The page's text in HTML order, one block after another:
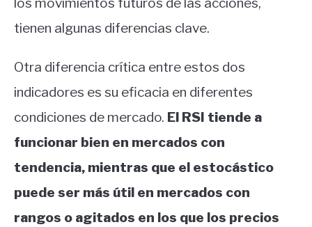
los movimientos futuros de las acciones,
tienen algunas diferencias clave.
Otra diferencia crítica entre estos dos
indicadores es su eficacia en diferentes
condiciones de mercado. El RSI tiende a
funcionar bien en mercados con
tendencia, mientras que el estocástico
puede ser más útil en mercados con
rangos o agitados en los que los precios